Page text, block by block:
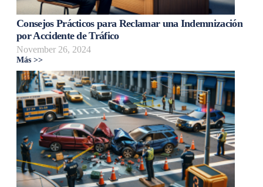
Consejos Prácticos para Reclamar una Indemnización
por Accidente de Tráfico
November 26, 2024
Más >>